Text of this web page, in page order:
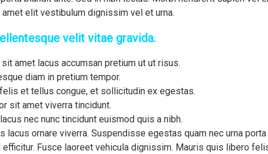
elit vestibulum dignissim vel et urna.
velit vitae gravida.
sit amet lacus accumsan pretium ut ut risus.
diam in pretium tempor.
et tellus congue, et sollicitudin ex egestas.
sit amet viverra tincidunt.
nec nunc tincidunt euismod quis a nibh.
lacus ornare viverra. Suspendisse egestas quam nec urna
Fusce laoreet vehicula dignissim. Mauris quis libero